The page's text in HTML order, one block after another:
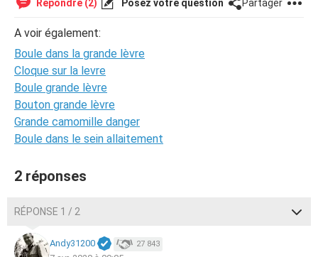
Répondre (2) Posez votre question Partager
A voir également:
Boule dans la grande lèvre
Cloque sur la levre
Boule grande lèvre
Bouton grande lèvre
Grande camomille danger
Boule dans le sein allaitement
2 réponses
RÉPONSE 1 / 2
Andy31200 27 843